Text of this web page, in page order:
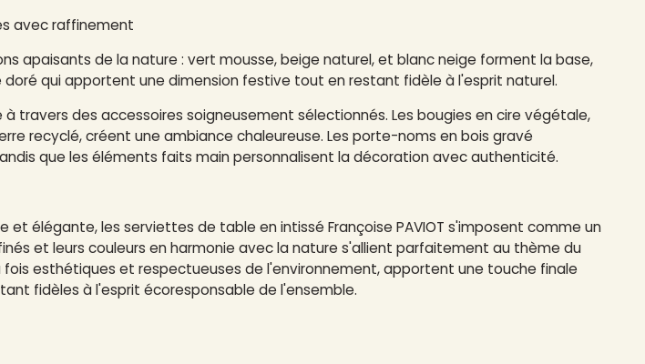
avec raffinement
apaisants de la nature : vert mousse, beige naturel, et blanc neige forment la base,
qui apportent une dimension festive tout en restant fidèle à l'esprit naturel.
travers des accessoires soigneusement sélectionnés. Les bougies en cire végétale,
recyclé, créent une ambiance chaleureuse. Les porte-noms en bois gravé
que les éléments faits main personnalisent la décoration avec authenticité.
et élégante,les serviettes de table en intissé Françoise PAVIOT s'imposent comme un
et leurs couleurs en harmonie avec la nature s'allient parfaitement au thème du
fois esthétiques et respectueuses de l'environnement, apportent une touche finale
fidèles à l'esprit écoresponsable de l'ensemble.